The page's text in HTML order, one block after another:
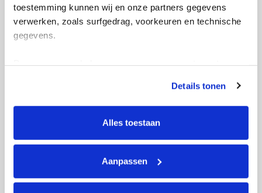
toestemming kunnen wij en onze partners gegevens
verwerken, zoals surfgedrag, voorkeuren en technische
gegevens.
tonen. Je kunt je toestemming op elk moment wijzigen of
intrekken via Cookie instellingen onderaan de pagina. De
lijst met cookies is te vinden in het tabblad “details”.
Details tonen
Alles toestaan
Aanpassen
Volgende